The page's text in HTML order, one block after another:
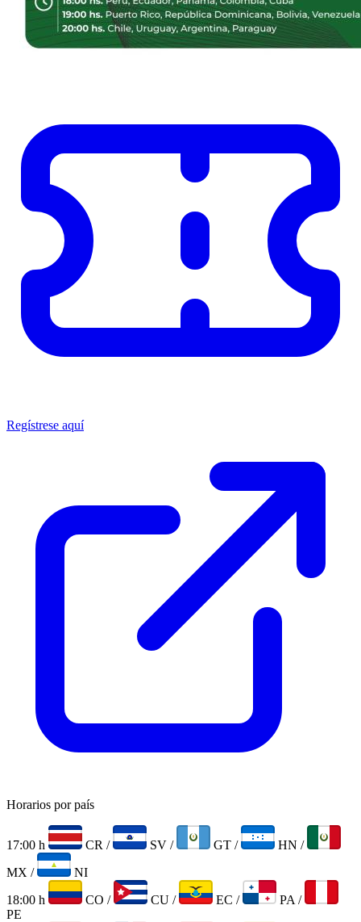
Regístrese aquí
Horarios por país
17:00 h CR / SV / GT / HN /
MX /
NI
18:00 h
CO / CU / EC / PA /
PE